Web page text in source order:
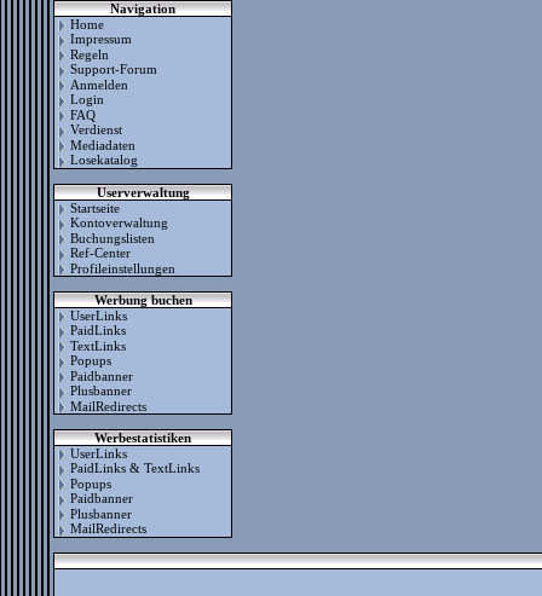
Navigation
Home
Impressum
Regeln
Support-Forum
Anmelden
Login
FAQ
Verdienst
Mediadaten
Losekatalog
Userverwaltung
Startseite
Kontoverwaltung
Buchungslisten
Ref-Center
Profileinstellungen
Werbung buchen
UserLinks
PaidLinks
TextLinks
Popups
Paidbanner
Plusbanner
MailRedirects
Werbestatistiken
UserLinks
PaidLinks & TextLinks
Popups
Paidbanner
Plusbanner
MailRedirects